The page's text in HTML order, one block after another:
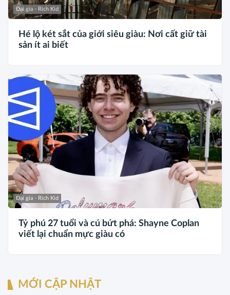
Đại gia - Rich Kid
Hé lộ két sắt của giới siêu giàu: Nơi cất giữ tài
sản ít ai biết
Đại gia - Rich Kid
Tỷ phú 27 tuổi và cú bứt phá: Shayne Coplan
viết lại chuẩn mực giàu có
MỚI CẬP NHẬT